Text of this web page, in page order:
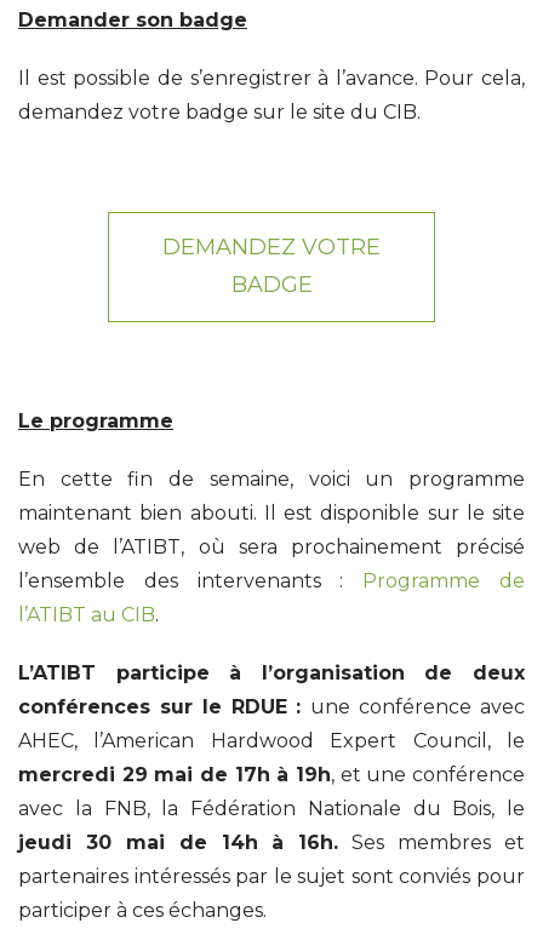
Demander son badge
Il est possible de s’enregistrer à l’avance. Pour cela,
demandez votre badge sur le site du CIB.
DEMANDEZ VOTRE
BADGE
Le programme
En cette fin de semaine, voici un programme
maintenant bien abouti. Il est disponible sur le site
web de l’ATIBT, où sera prochainement précisé
l’ensemble des intervenants : Programme de
l’ATIBT au CIB.
L’ATIBT participe à l’organisation de deux
conférences sur le RDUE : une conférence avec
AHEC, l’American Hardwood Expert Council, le
mercredi 29 mai de 17h à 19h, et une conférence
avec la FNB, la Fédération Nationale du Bois, le
jeudi 30 mai de 14h à 16h. Ses membres et
partenaires intéressés par le sujet sont conviés pour
participer à ces échanges.